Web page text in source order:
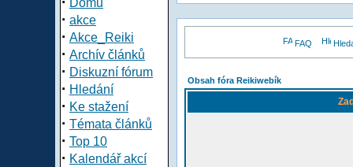
Domů
· akce
· Akce_Reiki
· Archív článků
· Diskuzní fórum
· Hledání
· Ke stažení
· Témata článků
· Top 10
· Kalendář akcí
FAQ
Obsah fóra Reikiwebík